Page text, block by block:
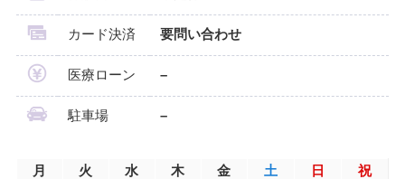
カード決済 要問い合わせ
医療ローン –
駐車場 –
月 火 水 木 金 土 日 祝